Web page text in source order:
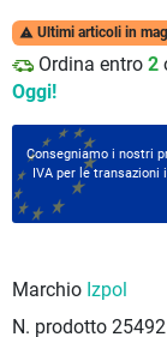
 Ultimi articoli in
Ordina entro 2
Oggi!
Consegniamo i nostri
IVA per le
Marchio Izpol
N. prodotto 25492